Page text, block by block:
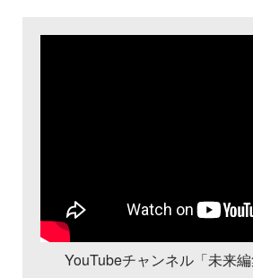
YouTubeチャンネル「未来